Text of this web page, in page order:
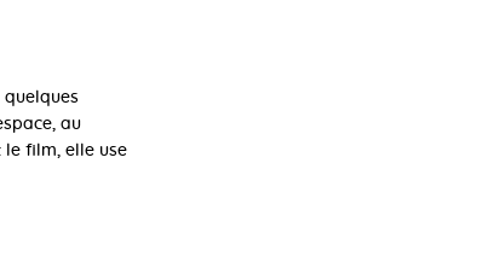
quelques
au
le film, elle use